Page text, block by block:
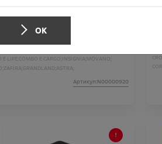
для автомобіля :
E LIFE; COMBO E CARGO; INSIGNIA; MOVANO;
ZAFIRA; GRANDLAND; ASTRA;
Артикул:N00000920
ОК